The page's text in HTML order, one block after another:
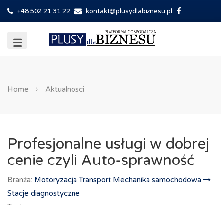
+48 502 21 31 22 kontakt@plusydlabiznesu.pl
Home Aktualnosci
Profesjonalne usługi w dobrej
cenie czyli Auto-sprawność
Branża: Motoryzacja Transport Mechanika samochodowa
Stacje diagnostyczne